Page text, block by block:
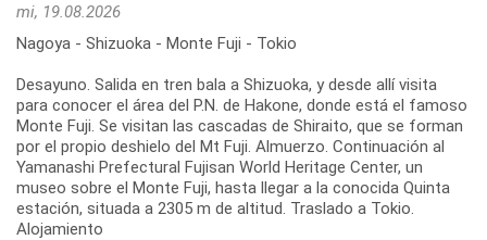
mi, 19.08.2026
Nagoya - Shizuoka - Monte Fuji - Tokio
Desayuno. Salida en tren bala a Shizuoka, y desde allí visita
para conocer el área del P.N. de Hakone, donde está el famoso
Monte Fuji. Se visitan las cascadas de Shiraito, que se forman
por el propio deshielo del Mt Fuji. Almuerzo. Continuación al
Yamanashi Prefectural Fujisan World Heritage Center, un
museo sobre el Monte Fuji, hasta llegar a la conocida Quinta
estación, situada a 2305 m de altitud. Traslado a Tokio.
Alojamiento